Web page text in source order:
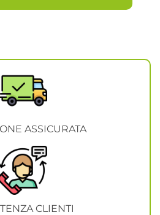
ASSICURATA
CLIENTI